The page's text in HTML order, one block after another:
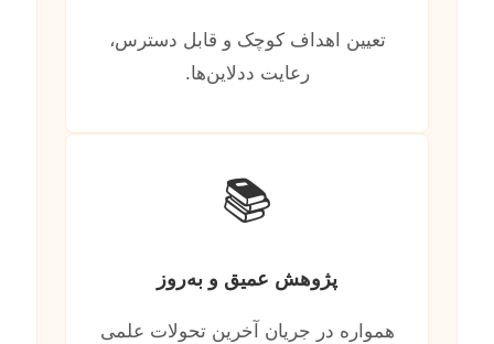
تعیین اهداف کوچک و قابل دسترس،
رعایت ددلاین‌ها.
📚
پژوهش عمیق و به‌روز
همواره در جریان آخرین تحولات علمی